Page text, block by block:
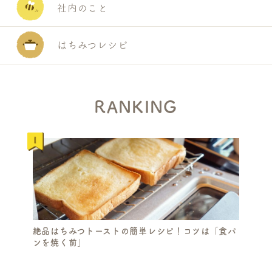
社内のこと
はちみつレシピ
RANKING
絶品はちみつトーストの簡単レシピ！コツは「食パ
ンを焼く前」
E
A
R
C
H